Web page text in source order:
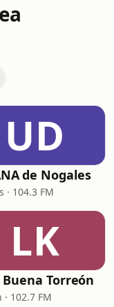
UD
de Nogales
· 104.3 FM
LK
Buena Torreón
102.7 FM